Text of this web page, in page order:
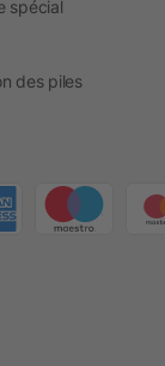
spécial
des piles